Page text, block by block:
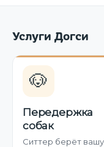
Услуги Догси
🐶
Передержка
собак
Ситтер берёт вашу